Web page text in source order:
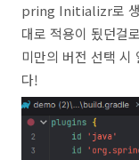
pring Initializr로 생
대로 적용이 됬던걸
미만의 버전 선택 시
다!